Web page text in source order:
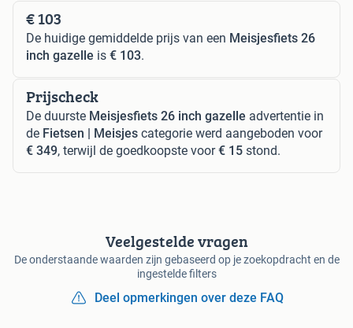
€ 103
De huidige gemiddelde prijs van een Meisjesfiets 26
inch gazelle is € 103.
Prijscheck
De duurste Meisjesfiets 26 inch gazelle advertentie in
de Fietsen | Meisjes categorie werd aangeboden voor
€ 349, terwijl de goedkoopste voor€ 15 stond.
Veelgestelde vragen
De onderstaande waarden zijn gebaseerd op je zoekopdracht en de
ingestelde filters
Deel opmerkingen over deze FAQ